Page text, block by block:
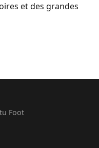
et des grandes
Foot